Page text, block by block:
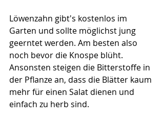
Löwenzahn gibt's kostenlos im
Garten und sollte möglichst jung
geerntet werden. Am besten also
noch bevor die Knospe blüht.
Ansonsten steigen die Bitterstoffe in
der Pflanze an, dass die Blätter kaum
mehr für einen Salat dienen und
einfach zu herb sind.